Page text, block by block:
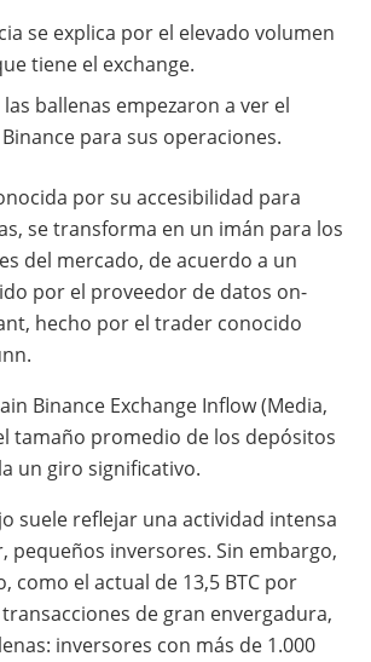
se explica por el elevado volumen
tiene el exchange.
las ballenas empezaron a ver el
para sus operaciones.
por su accesibilidad para
se transforma en un imán para los
del mercado, de acuerdo a un
por el proveedor de datos on-
hecho por el trader conocido
Binance Exchange Inflow (Media,
tamaño promedio de los depósitos
un giro significativo.
suele reflejar una actividad intensa
pequeños inversores. Sin embargo,
como el actual de 13,5 BTC por
de gran envergadura,
inversores con más de 1.000